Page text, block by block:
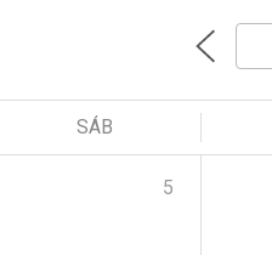
SÁB
5